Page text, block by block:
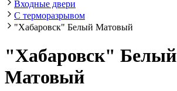
Входные двери
С терморазрывом
"Хабаровск" Белый Матовый
"Хабаровск" Белый
Матовый